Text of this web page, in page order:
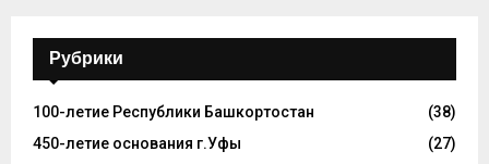
Рубрики
100-летие Республики Башкортостан
(38)
450-летие основания г.Уфы
(27)